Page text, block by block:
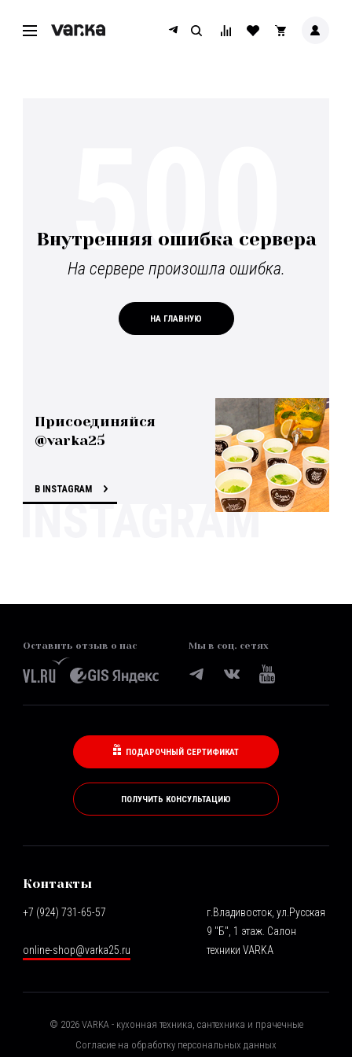
Внутренняя ошибка сервера
На сервере произошла ошибка.
НА ГЛАВНУЮ
500
Присоединяйся
@varka25
В INSTAGRAM
Оставить отзыв о нас Мы в соц. сетях
ПОДАРОЧНЫЙ СЕРТИФИКАТ
ПОЛУЧИТЬ КОНСУЛЬТАЦИЮ
Контакты
+7 (924) 731-65-57
online-shop@varka25.ru
г.Владивосток, ул.Русская
9 "Б", 1 этаж. Салон
техники VARKA
© 2026VARKA - кухонная техника, сантехника и прачечные
Согласие на обработку персональных данных